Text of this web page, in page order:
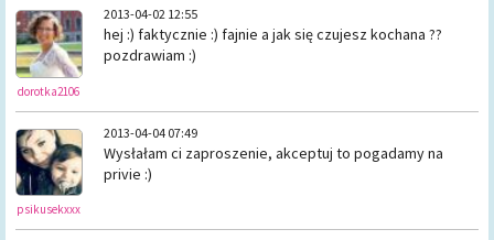
dorotka2106
2013-04-02 12:55
hej :) faktycznie :) fajnie a jak się czujesz kochana ??
pozdrawiam :)
psikusekxxx
2013-04-04 07:49
Wysłałam ci zaproszenie, akceptuj to pogadamy na
privie :)